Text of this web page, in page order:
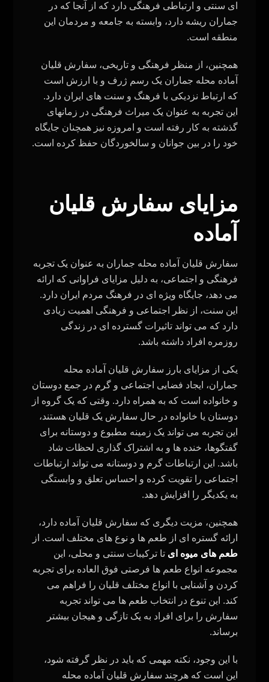
ای سنتی و ارتباطی فرهنگی دارد که از آنجا که در
جماران ریشه دارد، وابسته به جامعه و مردمان این
منطقه است.
همچنین، از منظر فرهنگی و تاریخی، سفارش قلیان
آماده محله جماران یک رسم ژرف و با ارزش است
که ارتباط نزدیکی با فرهنگ و سنت‌ های ایران دارد.
این تجربه به عنوان یک میراث فرهنگی در زمانهای
گذشته به کار رفته است و امروزه نیز همچنان جایگاه
خود را در بین جوانان و سالخوردگان حفظ کرده است.
مزایای سفارش قلیان
آماده
سفارش قلیان آماده محله جماران به عنوان یک تجربه
فرهنگی و اجتماعی، به دلیل مزایای فراوانی که ارائه
می‌ دهد، جایگاه ویژه‌ ای در فرهنگ مردم ایران دارد.
این سنت، از نظر اجتماعی و فرهنگی اهمیت زیادی
دارد که می‌ تواند تاثیرات گسترده‌ ای در زندگی
روزمره افراد داشته باشد.
یکی از مزایای بارز سفارش قلیان آماده محله
جماران، ایجاد فضایی اجتماعی و گرم در جمع دوستان
و خانواده است که به همراه دارد. وقتی که یک گروه از
دوستان یا خانواده در حال سفارش یک قلیان هستند،
این تجربه می‌ تواند یک زمینه مطبوع و دوستانه برای
گفتگوها، خنده‌ ها و به اشتراک گذاری لحظات شاد
باشد. این ارتباطات گرم و دوستانه می‌ تواند ارتباطات
اجتماعی را تقویت کرده و احساس تعلق و وابستگی
به یکدیگر را افزایش دهد.
همچنین، مزیت دیگری که سفارش قلیان آماده دارد،
ارائه گستره‌ ای از طعم‌ ها و نوع‌ های مختلف است. از
طعم‌ های میوه‌ ای تا ترکیبات سنتی و محلی، این
مجموعه انواع طعم‌ ها فرصتی فوق‌ العاده برای تجربه
کردن و آشنایی با انواع مختلف قلیان را فراهم می‌
کند. این تنوع در انتخاب طعم‌ ها می‌ تواند تجربه
سفارش را برای افراد به یک تازگی و هیجان بیشتر
برساند.
با این وجود، نکته مهمی که باید در نظر گرفته شود،
این است که هرچند سفارش قلیان آماده محله